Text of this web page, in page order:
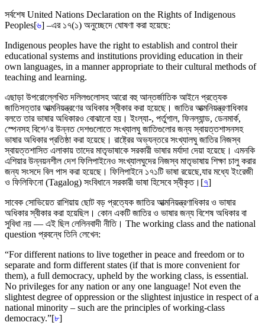
সর্বশেষ United Nations Declaration on the Rights of Indigenous
Peoples[৬] –এর ১৭(১) অনুচ্ছেদে ঘোষণা করা হয়েছে:
Indigenous peoples have the right to establish and control their
educational systems and institutions providing education in their
own languages, in a manner appropriate to their cultural methods of
teaching and learning.
এছাড়া উপরোল্লেখিত দলিলগুলোসহ আরো বহু আন্তর্জাতিক আইনে প্রত্যেক
জাতিসত্তার আত্মনিয়ন্ত্রণের অধিকার স্বীকার করা হয়েছে। জাতির আত্মনিয়ন্ত্রণাধিকার
বলতে তার ভাষার অধিকারও বোঝানো হয়। ইংল্যা-, পর্তুগাল, ফিনল্যান্ড, ডেনমার্ক,
স্পেনসহ বিশে^র উন্নত দেশগুলোতে সংখ্যালঘু জাতিগুলোর জন্য স্বায়ত্তশাসনসহ
ভাষার অধিকার প্রতিষ্ঠা করা হয়েছে। রাষ্ট্রের অভ্যন্তরে সংখ্যালঘু জাতির নিজস্ব
স্বায়ত্তশাসিত এলাকায় তাদের মাতৃভাষাকে সরকারী ভাষার মর্যাদা দেয়া হয়েছে। এমনকি
এশিয়ার উন্নয়নশীল দেশ ফিলিপাইনেও সংখ্যালঘুদের নিজস্ব মাতৃভাষায় শিক্ষা চালু করার
জন্য সংসদে বিল পাস করা হয়েছে। ফিলিপাইনে ১৭১টি ভাষা রয়েছে,যার মধ্যে ইংরেজী
ও ফিলিফিনো (Tagalog) সংবিধানে সরকারী ভাষা হিসেবে স্বীকৃত।[৭]
সাবেক সোভিয়েত রাশিয়ায় ছোট বড় প্রত্যেক জাতির আত্মনিয়ন্ত্রণাধিকার ও ভাষার
অধিকার স্বীকার করা হয়েছিল। কোন একটি জাতির ও ভাষার জন্য বিশেষ অধিকার বা
সুবিধা নয় –– এই ছিল লেলিনবাদী নীতি। The working class and the national
question প্রবন্ধে তিনি লেখেন:
“For different nations to live together in peace and freedom or to
separate and form different states (if that is more convenient for
them), a full democracy, upheld by the working class, is essential.
No privileges for any nation or any one language! Not even the
slightest degree of oppression or the slightest injustice in respect of a
national minority – such are the principles of working-class
democracy.”[৮]